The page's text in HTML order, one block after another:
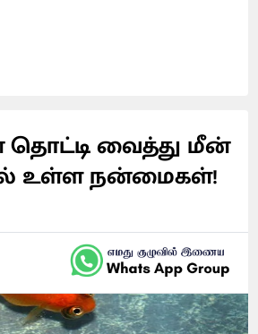
தொட்டி வைத்து மீன்
உள்ள நன்மைகள்!